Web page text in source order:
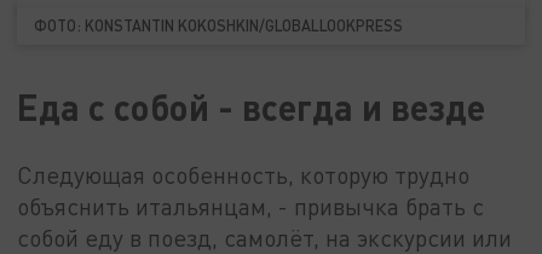
ФОТО: KONSTANTIN KOKOSHKIN/GLOBALLOOKPRESS
Еда с собой - всегда и везде
Следующая особенность, которую трудно
объяснить итальянцам, - привычка брать с
собой еду в поезд, самолёт, на экскурсии или